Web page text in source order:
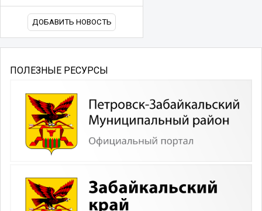
ДОБАВИТЬ НОВОСТЬ
ПОЛЕЗНЫЕ РЕСУРСЫ